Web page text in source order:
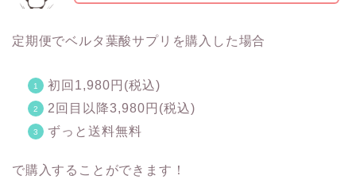
定期便でベルタ葉酸サプリを購入した場合
初回1,980円(税込)
2回目以降3,980円(税込)
ずっと送料無料
で購入することができます！